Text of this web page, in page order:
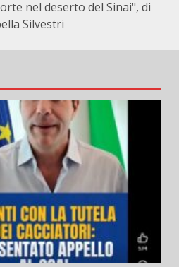
nel deserto del Sinai", di
Silvestri